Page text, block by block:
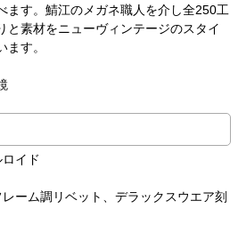
ます。鯖江のメガネ職人を介し全250工
と素材をニューヴィンテージのスタイ
す。
イド
ーム調リベット、デラックスウエア刻